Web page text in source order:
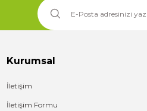
Kurumsal
İletişim
İletişim Formu